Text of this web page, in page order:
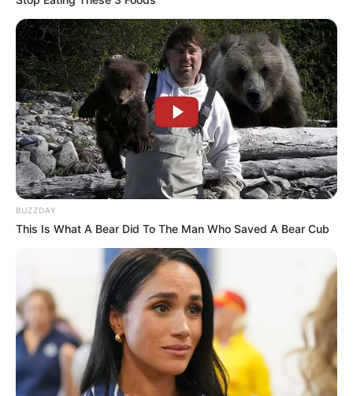
ΤΑΥΤΟΤΗΤΑ ΚΑΙ ΕΠΙΚΟΙΝΩΝΙΑ ΟΡΟΙ ΧΡΗΣΗΣ
BUZZDAY
This Is What A Bear Did To The Man Who Saved A Bear Cub